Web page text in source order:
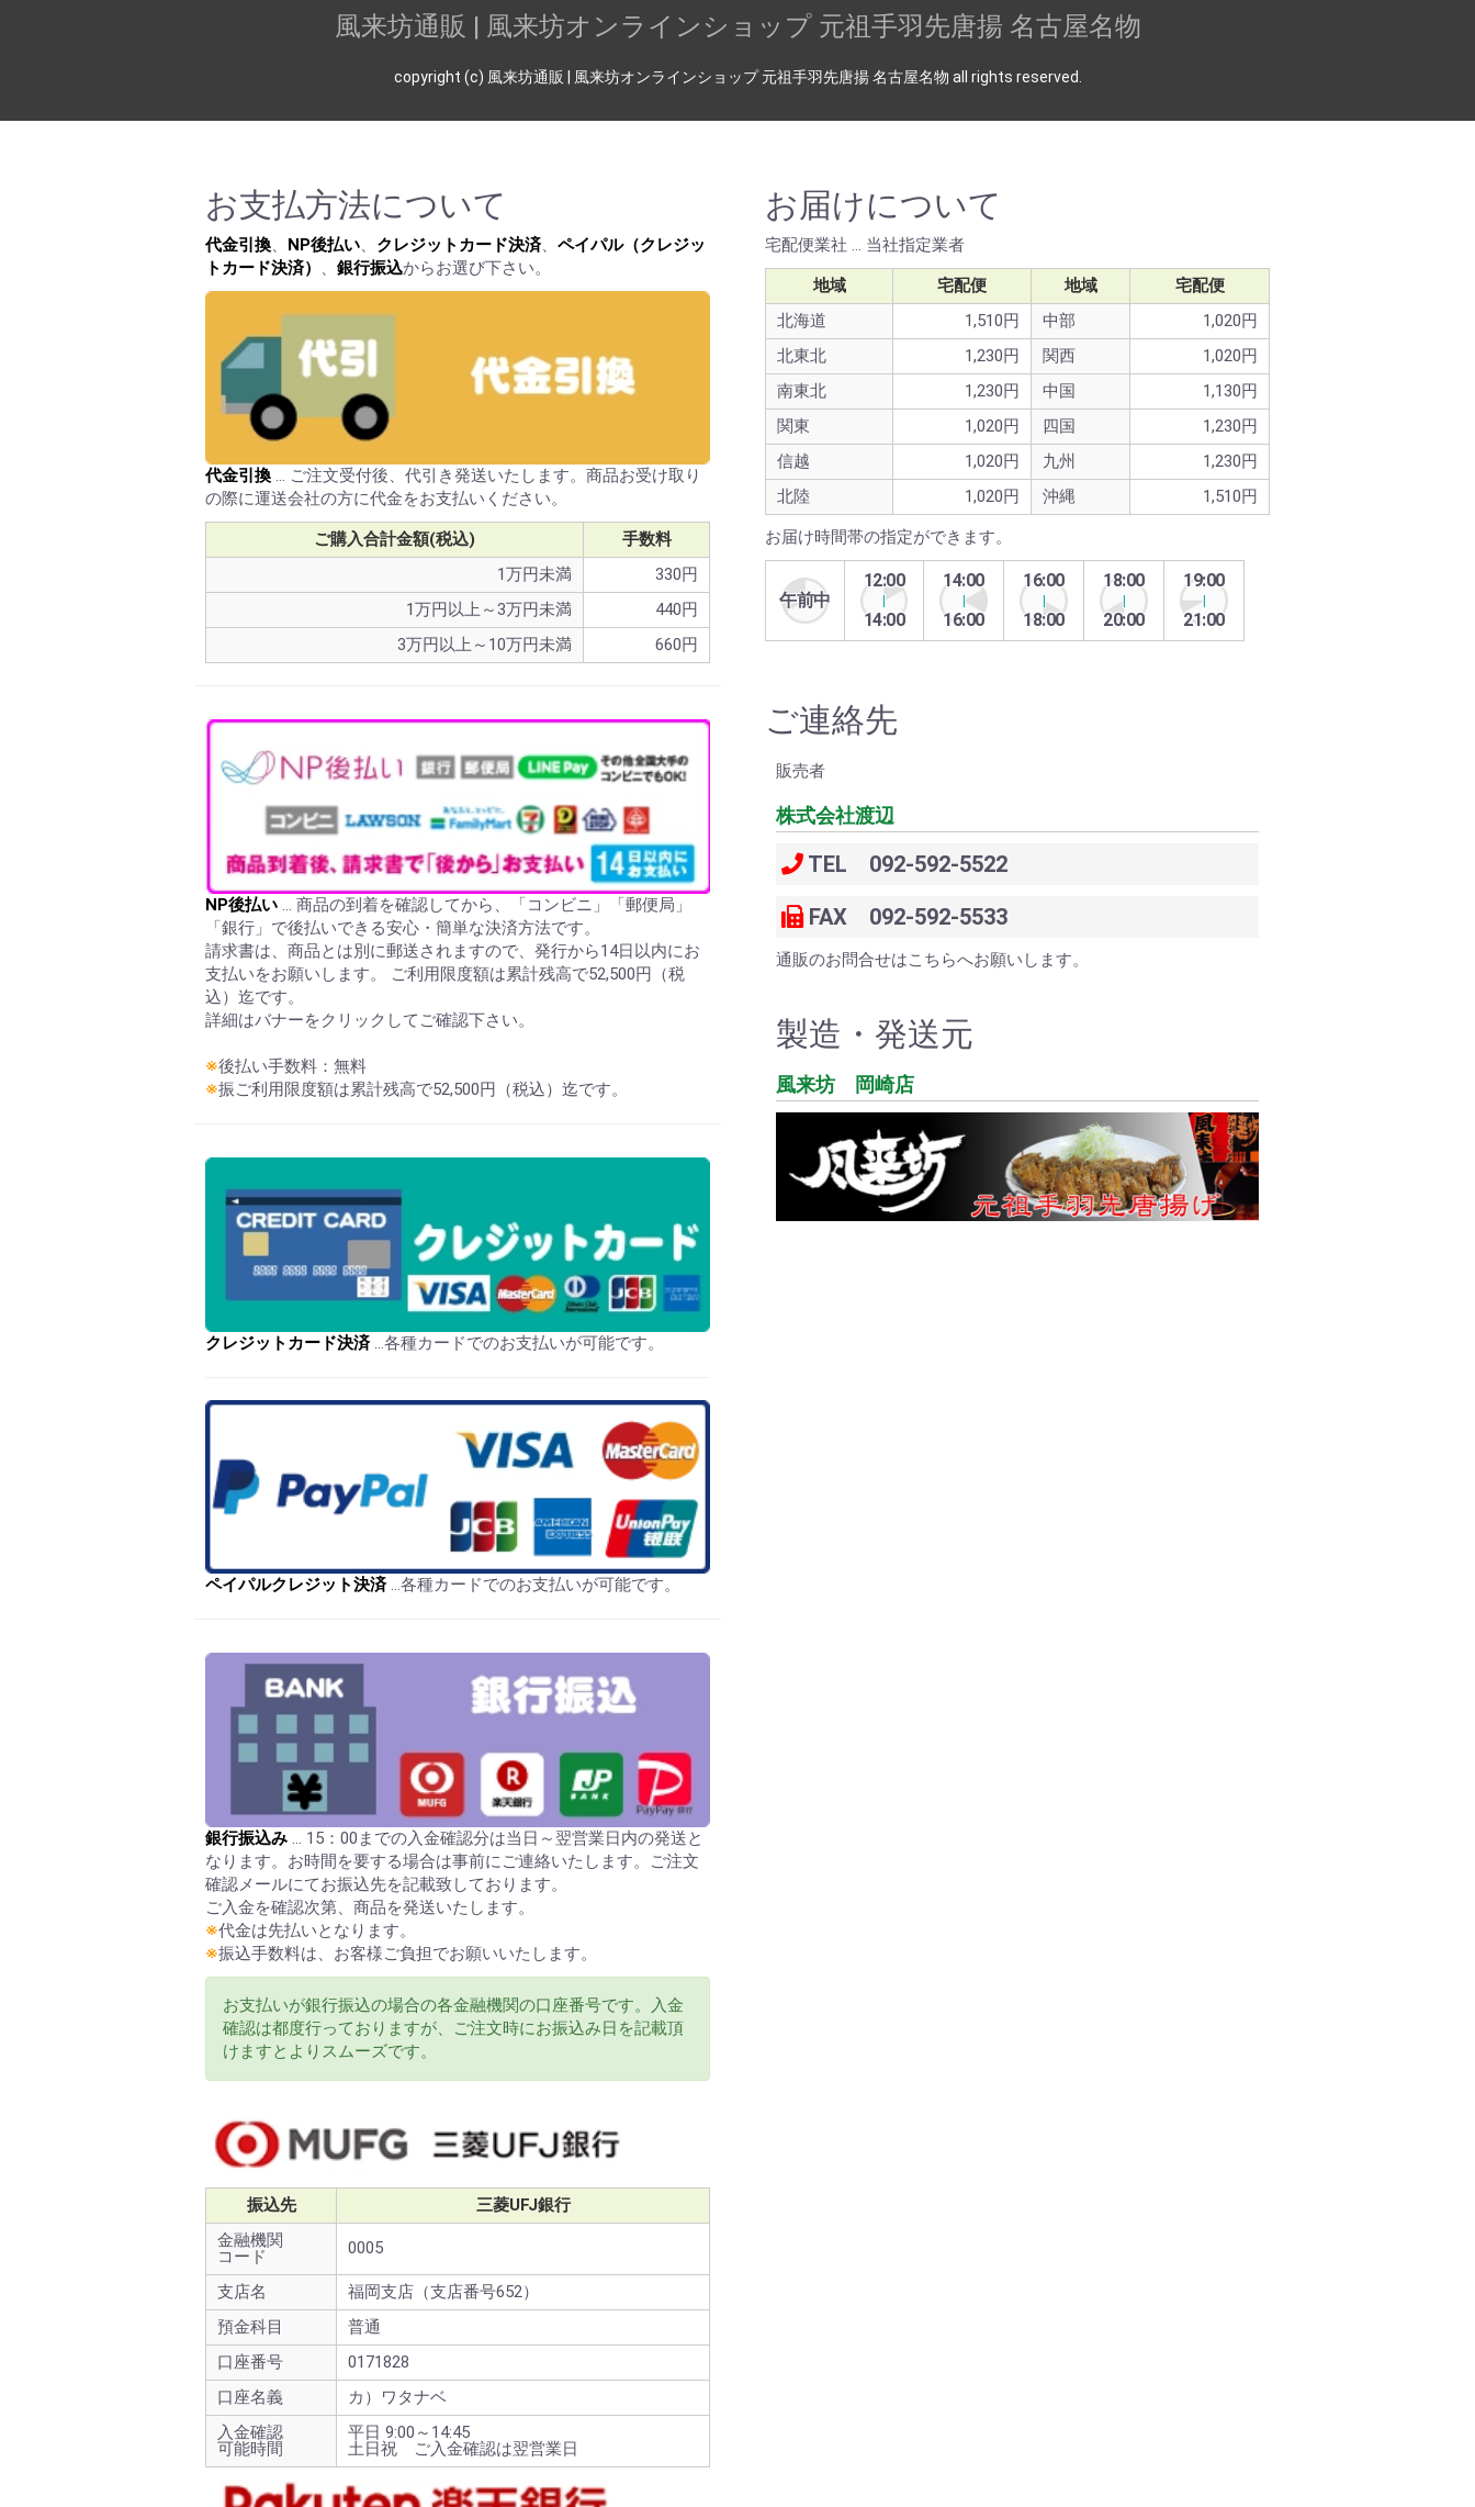
カートへ進む
風来坊通販 | 風来坊オンラインショップ 元祖手羽先唐揚 名古屋名物
copyright (c) 風来坊通販 | 風来坊オンラインショップ 元祖手羽先唐揚 名古屋名物 all rights reserved.
お支払方法について
代金引換、 NP後払い、 クレジットカード決済、 ペイパル（クレジッ
トカード決済）
、 銀行振込からお選び下さい。
代金引換 … ご注文受付後、代引き発送いたします。商品お受け取り
の際に運送会社の方に代金をお支払いください。
ご購入合計金額(税込)
手数料
1万円未満
330円
1万円以上～3万円未満
440円
3万円以上～10万円未満
660円
NP後払い … 商品の到着を確認してから、「コンビニ」「郵便局」
「銀行」で後払いできる安心・簡単な決済方法です。
請求書は、商品とは別に郵送されますので、発行から14日以内にお
支払いをお願いします。 ご利用限度額は累計残高で52,500円（税
込）迄です。
詳細はバナーをクリックしてご確認下さい。
※後払い手数料：無料
※振ご利用限度額は累計残高で52,500円（税込）迄です。
クレジットカード決済…各種カードでのお支払いが可能です。
ペイパルクレジット決済…各種カードでのお支払いが可能です。
銀行振込み … 15：00までの入金確認分は当日～翌営業日内の発送と
なります。お時間を要する場合は事前にご連絡いたします。ご注文
確認メールにてお振込先を記載致しております。
ご入金を確認次第、商品を発送いたします。
※代金は先払いとなります。
※振込手数料は、お客様ご負担でお願いいたします。
お支払いが銀行振込の場合の各金融機関の口座番号です。入金
確認は都度行っておりますが、ご注文時にお振込み日を記載頂
けますとよりスムーズです。
振込先
三菱UFJ銀行
金融機関
コード
0005
支店名
福岡支店（支店番号652）
預金科目
普通
口座番号
0171828
口座名義
カ）ワタナベ
入金確認
可能時間
平日 9:00～14:45
土日祝 ご入金確認は翌営業日
お届けについて
宅配便業社 … 当社指定業者
地域 宅配便 地域
宅配便
北海道
1,510円 中部
1,020円
北東北
1,230円 関西
1,020円
南東北
1,230円 中国
1,130円
関東
1,020円 四国
1,230円
信越
1,020円 九州
1,230円
北陸
1,020円 沖縄 1,510円
お届け時間帯の指定ができます。
午前中
12:00
14:00
14:00
16:00
16:00
18:00
18:00
20:00
19:00
21:00
ご連絡先
販売者
株式会社渡辺
TEL 092-592-5522
FAX 092-592-5533
通販のお問合せはこちらへお願いします。
製造・発送元
風来坊 岡崎店